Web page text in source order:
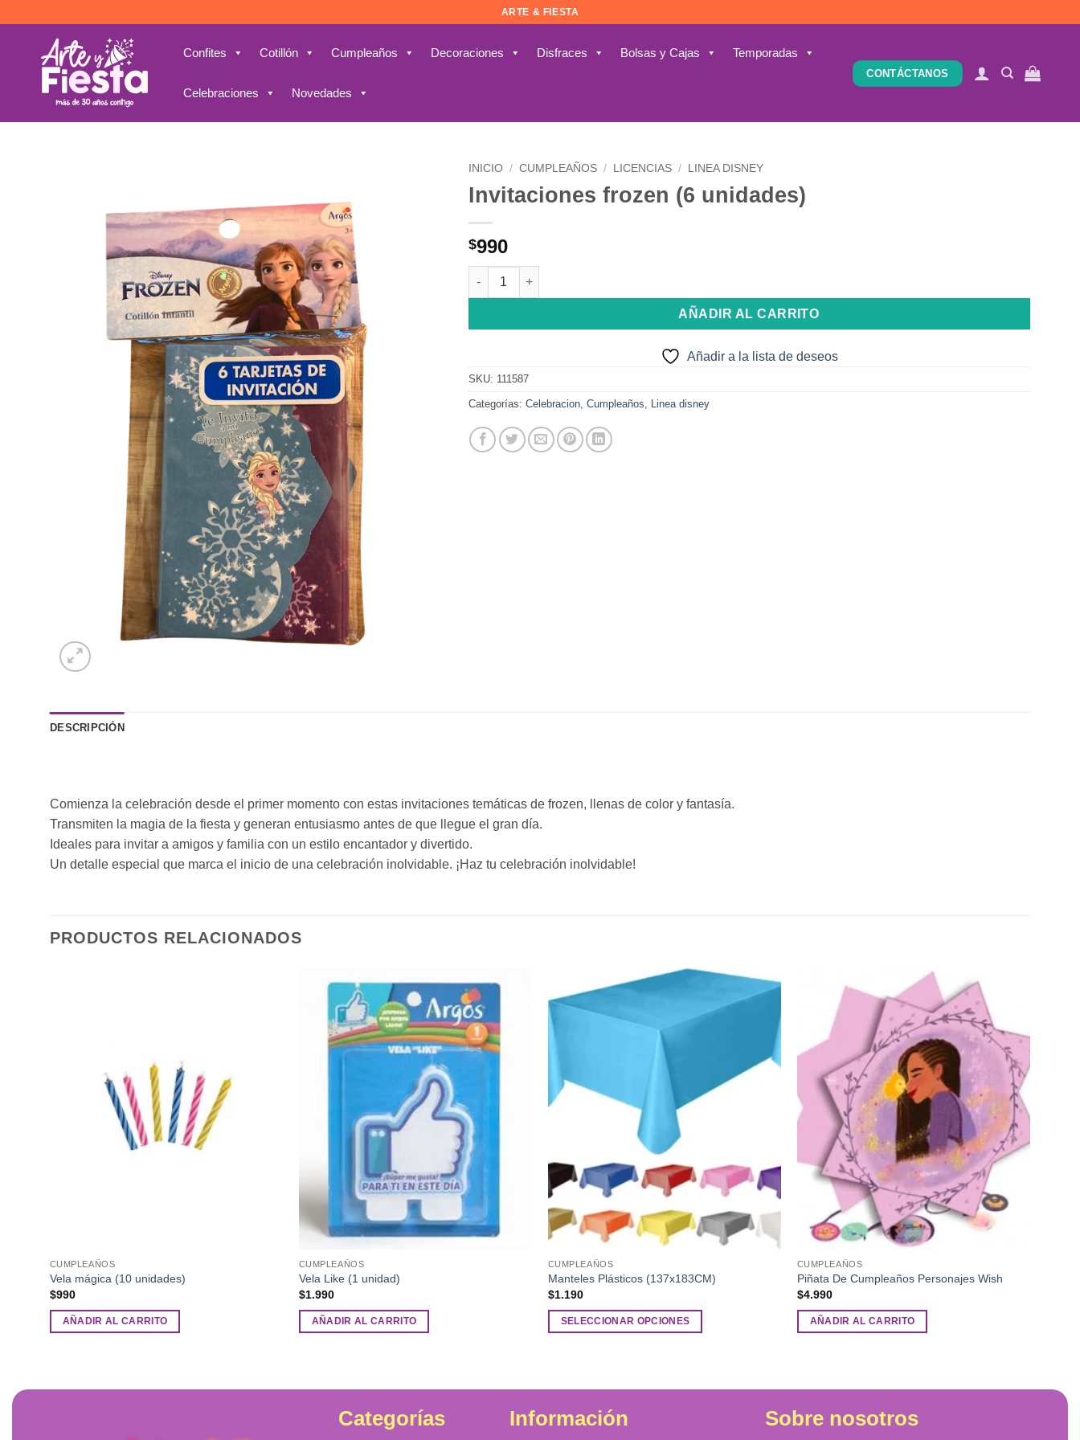
contenido
ARTE & FIESTA
Confites Cotillón Cumpleaños Decoraciones Disfraces Bolsas y Cajas Temporadas
Celebraciones Novedades
CONTÁCTANOS
INICIO / CUMPLEAÑOS / LICENCIAS / LINEA DISNEY
Invitaciones frozen (6 unidades)
$990
Invitaciones frozen (6 unidades) cantidad
AÑADIR AL CARRITO
Añadir a la lista de deseos
SKU: 111587
Categorías: Celebracion, Cumpleaños Linea disney
DESCRIPCIÓN
Comienza la celebración desde el primer momento con estas invitaciones temáticas de frozen, llenas de color y fantasía.
Transmiten la magia de la fiesta y generan entusiasmo antes de que llegue el gran día.
Ideales para invitar a amigos y familia con un estilo encantador y divertido.
Un detalle especial que marca el inicio de una celebración inolvidable. ¡Haz tu celebración inolvidable!
PRODUCTOS RELACIONADOS
CUMPLEAÑOS
Vela mágica (10 unidades)
$990
AÑADIR AL CARRITO
a la
lista de
deseos
CUMPLEAÑOS
Vela Like (1 unidad)
$1.990
AÑADIR AL CARRITO
CUMPLEAÑOS
Manteles Plásticos (137x183CM)
$1.190
SELECCIONAR OPCIONES
variantes.
Añadir
lista de
deseos
CUMPLEAÑOS
Piñata De Cumpleaños Personajes Wish
$4.990
AÑADIR AL CARRITO
Categorías Información Sobre nosotros